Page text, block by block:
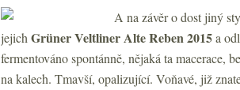
A na závěr o dost jiný
jejich Grüner Veltliner Alte Reben 2015a
fermentováno spontánně, nějaká ta macerace,
na kalech. Tmavší, opalizující. Voňavé, již